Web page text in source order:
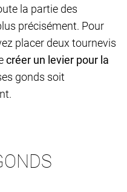
la partie des
précisément. Pour
placer deux tournevis
créer un levier pour la
gonds soit